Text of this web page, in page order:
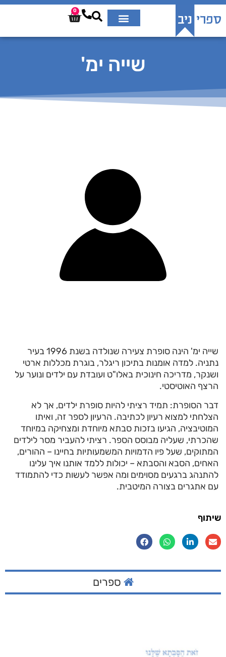
0
שייה ימ'
שייה ימ' הינה סופרת צעירה שנולדה בשנת 1996 בעיר
נתניה. למדה אומנות בתיכון ריגלר, בוגרת מכללות ארטי
ושנקר, מדריכה חינוכית באלו"ט ועובדת עם ילדים ונוער על
הרצף האוטיסטי.
דבר הסופרת: תמיד רציתי להיות סופרת ילדים, אך לא
הצלחתי למצוא רעיון לכתיבה. הרעיון לספר זה, ואיתו
המוטיבציה, הגיעו בזכות סבתא מיוחדת ומצחיקה במיוחד
שהכרתי, שעליה מבוסס הספר. רציתי להעביר מסר לילדים
המתוקים, שעל פיו הדמויות המשמעותיות בחיינו – ההורים,
האחים, הסבא והסבתא – יכולות ללמד אותנו איך עלינו
להתנהג ברגעים מסוימים ומה אפשר לעשות כדי להתמודד
עם אתגרים בצורה המיטבית.
שיתוף
ספרים